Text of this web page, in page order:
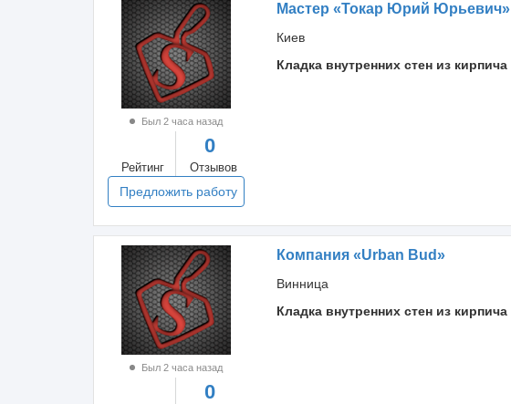
Был 2 часа назад
Рейтинг
0
Отзывов
Предложить работу
Мастер «Токар Юрий Юрьевич»
Киев
Кладка внутренних стен из кирпича
Был 2 часа назад
0
Компания «Urban Bud»
Винница
Кладка внутренних стен из кирпича